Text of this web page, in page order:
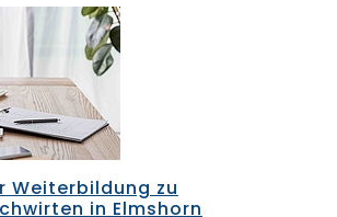
Weiterbildung zu
in Elmshorn